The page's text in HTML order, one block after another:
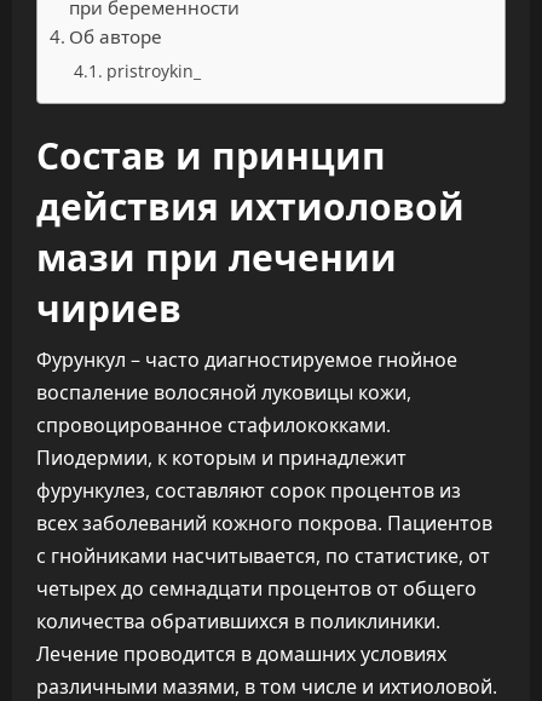
при беременности
Об авторе
pristroykin_
Состав и принцип
действия ихтиоловой
мази при лечении
чириев
Фурункул – часто диагностируемое гнойное
воспаление волосяной луковицы кожи,
спровоцированное стафилококками.
Пиодермии, к которым и принадлежит
фурункулез, составляют сорок процентов из
всех заболеваний кожного покрова. Пациентов
с гнойниками насчитывается, по статистике, от
четырех до семнадцати процентов от общего
количества обратившихся в поликлиники.
Лечение проводится в домашних условиях
различными мазями, в том числе и ихтиоловой.